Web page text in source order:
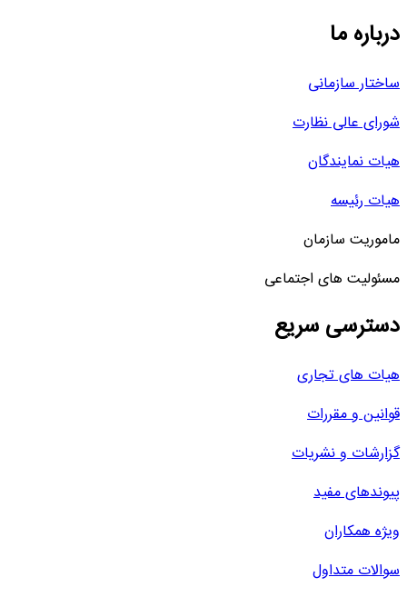
درباره ما
ساختار سازمانی
شورای عالی نظارت
هیات نمایندگان
هیات رئیسه
ماموریت سازمان
مسئولیت های اجتماعی
دسترسی سریع
هیات های تجاری
قوانین و مقررات
گزارشات و نشریات
پیوندهای مفید
ویژه همکاران
سوالات متداول